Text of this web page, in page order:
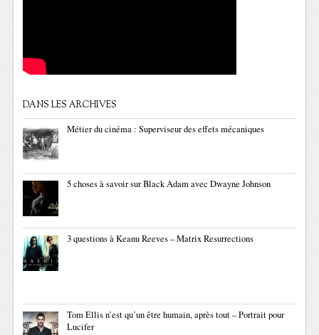
DANS LES ARCHIVES
Métier du cinéma : Superviseur des effets mécaniques
5 choses à savoir sur Black Adam avec Dwayne Johnson
3 questions à Keanu Reeves – Matrix Resurrections
Tom Ellis n’est qu’un être humain, après tout – Portrait pour
Lucifer